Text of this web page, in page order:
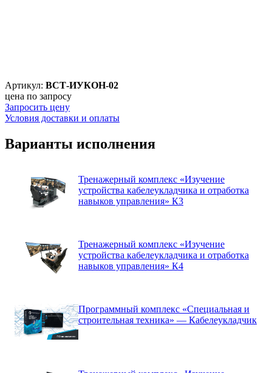
Артикул: ВСТ-ИУКОН-02
цена по запросу
Запросить цену
Условия доставки и оплаты
Варианты исполнения
Тренажерный комплекс «Изучение
устройства кабелеукладчика и отработка
навыков управления» К3
Тренажерный комплекс «Изучение
устройства кабелеукладчика и отработка
навыков управления» К4
Программный комплекс «Специальная и
строительная техника» — Кабелеукладчик